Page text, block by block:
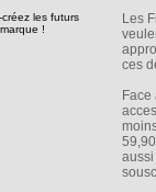
Les
ces
Face
aussi